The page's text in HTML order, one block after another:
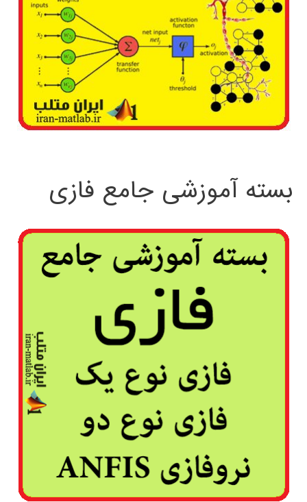
بسته آموزشی جامع فازی